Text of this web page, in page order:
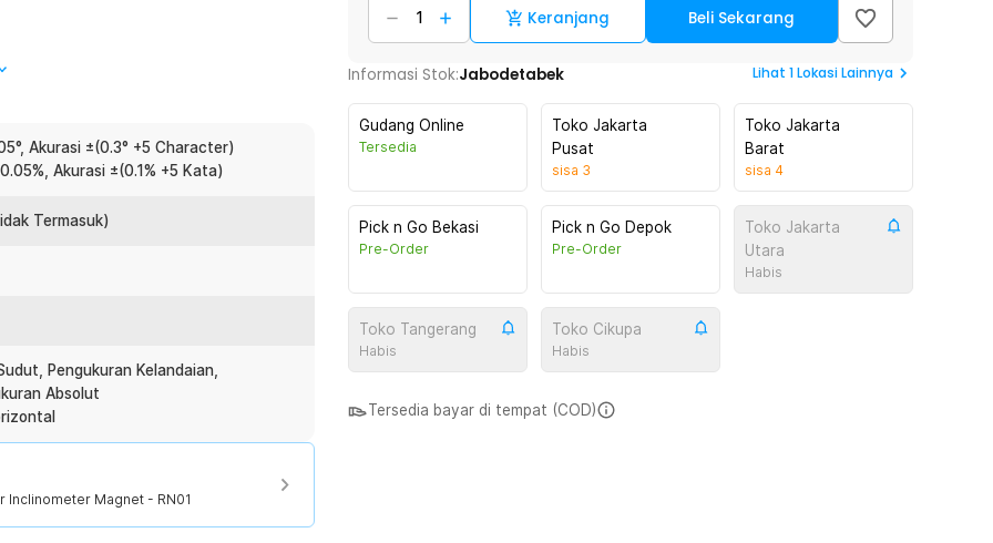
pengukuran sudut dengan cepat dan
derajat desimal, sehingga sangat
untuk bekerja di lokasi yang
pengukuran hands-free tanpa
digunakan sebagai inclinometer untuk
mulai dari pemasangan lantai,
dibawa ke berbagai lokasi kerja.
Akurasi ±(0.3° +5 Character)
Akurasi ±(0.1% +5 Kata)
Termasuk)
Pengukuran Kelandaian,
Absolut
Inclinometer Magnet - RN01
Keranjang Beli Sekarang
Informasi Stok:Jabodetabek Lihat 1Lokasi Lainnya
Gudang Online
Tersedia
Toko Jakarta
Pusat
sisa 3
Toko Jakarta
Barat
sisa 4
Pick n Go Bekasi
Pre-Order
Pick n Go Depok
Pre-Order
Toko Jakarta
Utara
Habis
Toko Tangerang
Habis
Toko Cikupa
Habis
Tersedia bayar di tempat (COD)